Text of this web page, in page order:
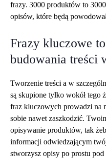
frazy. 3000 produktów to
opisów, które będą
Frazy kluczowe
budowania treści
Tworzenie treści a w
są skupione tylko wokół tego
fraz kluczowych prowadzi na
sobie nawet zaszkodzić.
opisywanie produktów, tak
informacji odwiedzającym
stworzysz opisy po prostu